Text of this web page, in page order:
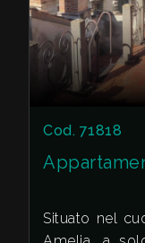
Cod. 71818
Situato nel
Ascensore
Arredato
Nuova